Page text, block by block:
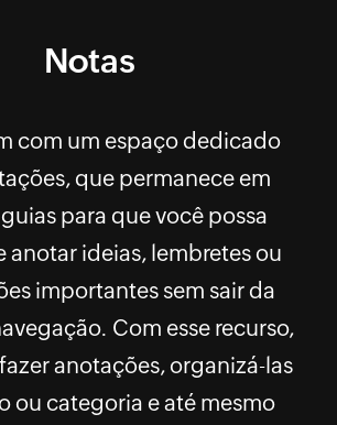
Notas
com um espaço dedicado
que permanece em
para que você possa
anotar ideias, lembretes ou
importantes sem sair da
Com esse recurso,
anotações, organizá-las
ou categoria e até mesmo